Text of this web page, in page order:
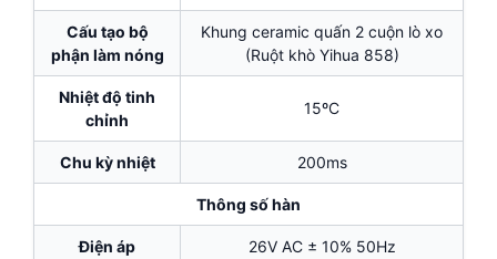
Cấu tạo bộ
phận làm nóng
Khung ceramic quấn 2 cuộn lò xo
(Ruột khò Yihua 858)
Nhiệt độ tinh
chỉnh
15ºC
Chu kỳ nhiệt 200ms
Thông số hàn
Điện áp 26V AC ± 10% 50Hz